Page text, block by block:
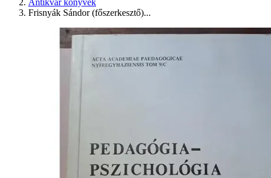
Antikvár könyvek
Frisnyák Sándor (főszerkesztő)...